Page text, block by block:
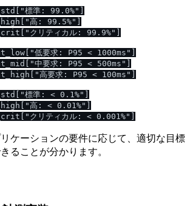
標準: 99.0%"]
高: 99.5%"]
クリティカル: 99.9%"]
低要求: P95 < 1000ms"]
中要求: P95 < 500ms"]
高要求: P95 < 100ms"]
標準: < 0.1%"]
高: < 0.01%"]
ケーションの要件に応じて、適切な目標
ることが分かります。